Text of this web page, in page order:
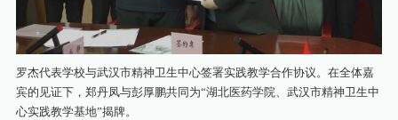
罗杰代表学校与武汉市精神卫生中心签署实践教学合作协议。在全体嘉
宾的见证下，郑丹凤与彭厚鹏共同为“湖北医药学院、武汉市精神卫生中
心实践教学基地”揭牌。